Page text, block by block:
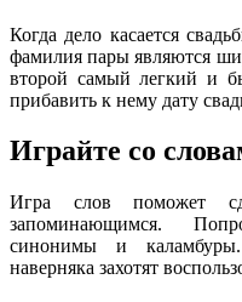
Когда дело касается
фамилия пары являются
второй самый легкий и
прибавить к нему дату
Играйте со
Игра слов поможет
запоминающимся.
синонимы и
наверняка захотят